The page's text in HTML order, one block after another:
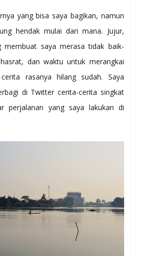
yang bisa saya bagikan, namun
hendak mulai dari mana. Jujur,
membuat saya merasa tidak baik-
dan waktu untuk merangkai
rasanya hilang sudah. Saya
di Twitter cerita-cerita singkat
perjalanan yang saya lakukan di